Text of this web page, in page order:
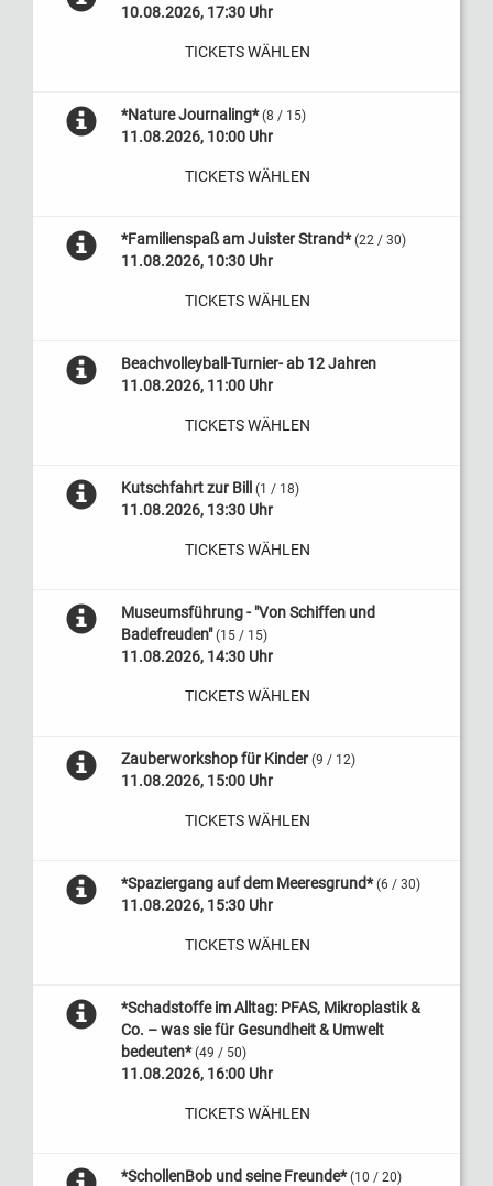
10.08.2026, 17:30 Uhr
TICKETS WÄHLEN
*Nature Journaling* (8 / 15)
11.08.2026, 10:00 Uhr
TICKETS WÄHLEN
*Familienspaß am Juister Strand* (22 / 30)
11.08.2026, 10:30 Uhr
TICKETS WÄHLEN
Beachvolleyball-Turnier- ab 12 Jahren
11.08.2026, 11:00 Uhr
TICKETS WÄHLEN
Kutschfahrt zur Bill (1 / 18)
11.08.2026, 13:30 Uhr
TICKETS WÄHLEN
Museumsführung - "Von Schiffen und
Badefreuden" (15 / 15)
11.08.2026, 14:30 Uhr
TICKETS WÄHLEN
Zauberworkshop für Kinder (9 / 12)
11.08.2026, 15:00 Uhr
TICKETS WÄHLEN
*Spaziergang auf dem Meeresgrund* (6 / 30)
11.08.2026, 15:30 Uhr
TICKETS WÄHLEN
*Schadstoffe im Alltag: PFAS, Mikroplastik &
Co. – was sie für Gesundheit & Umwelt
bedeuten* (49 / 50)
11.08.2026, 16:00 Uhr
TICKETS WÄHLEN
*SchollenBob und seine Freunde* (10 / 20)